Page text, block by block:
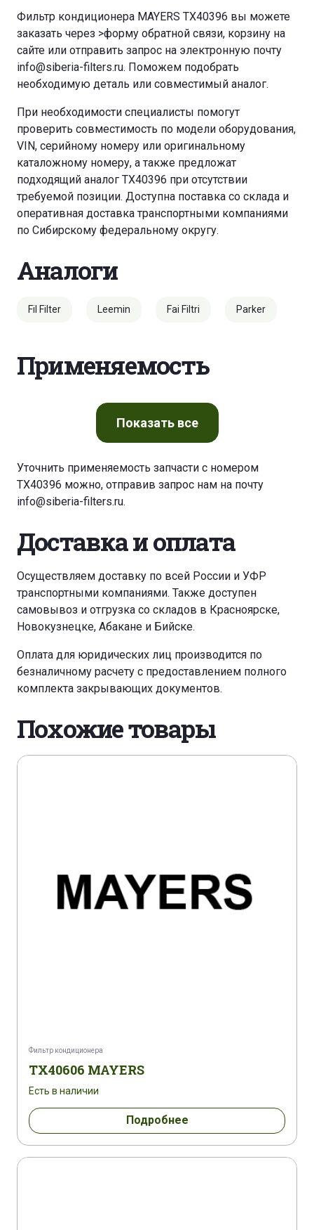
Фильтр кондиционера MAYERS TX40396 вы можете
заказать через >форму обратной связи, корзину на
сайте или отправить запрос на электронную почту
info@siberia-filters.ru. Поможем подобрать
необходимую деталь или совместимый аналог.
При необходимости специалисты помогут
проверить совместимость по модели оборудования,
VIN, серийному номеру или оригинальному
каталожному номеру, а также предложат
подходящий аналог TX40396 при отсутствии
требуемой позиции. Доступна поставка со склада и
оперативная доставка транспортными компаниями
по Сибирскому федеральному округу.
Аналоги
Fil Filter Leemin Fai Filtri Parker
Применяемость
Показатьвсе
Уточнить применяемость запчасти с номером
TX40396 можно, отправив запрос нам на почту
info@siberia-filters.ru.
Доставка и оплата
Осуществляем доставку по всей России и УФР
транспортными компаниями. Также доступен
самовывоз и отгрузка со складов в Красноярске,
Новокузнецке, Абакане и Бийске.
Оплата для юридических лиц производится по
безналичному расчету с предоставлением полного
комплекта закрывающих документов.
Похожие товары
Фильтр кондиционера
TX40606 MAYERS
Есть в наличии
Подробнее